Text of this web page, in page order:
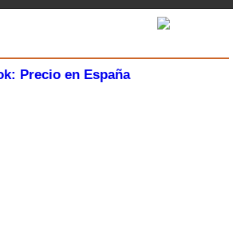
Precio en España